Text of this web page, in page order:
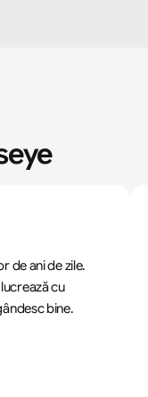
de ani de zile.
cu
bine.